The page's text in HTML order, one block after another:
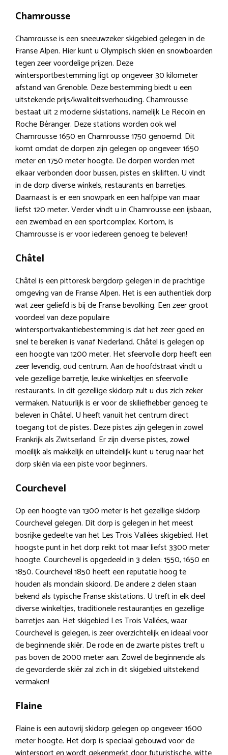
Chamrousse
Chamrousse is een sneeuwzeker skigebied gelegen in de
Franse Alpen. Hier kunt u Olympisch skiën en snowboarden
tegen zeer voordelige prijzen. Deze
wintersportbestemming ligt op ongeveer 30 kilometer
afstand van Grenoble. Deze bestemming biedt u een
uitstekende prijs/kwaliteitsverhouding. Chamrousse
bestaat uit 2 moderne skistations, namelijk Le Recoin en
Roche Béranger. Deze stations worden ook wel
Chamrousse 1650 en Chamrousse 1750 genoemd. Dit
komt omdat de dorpen zijn gelegen op ongeveer 1650
meter en 1750 meter hoogte. De dorpen worden met
elkaar verbonden door bussen, pistes en skiliften. U vindt
in de dorp diverse winkels, restaurants en barretjes.
Daarnaast is er een snowpark en een halfpipe van maar
liefst 120 meter. Verder vindt u in Chamrousse een ijsbaan,
een zwembad en een sportcomplex. Kortom, is
Chamrousse is er voor iedereen genoeg te beleven!
Châtel
Châtel is een pittoresk bergdorp gelegen in de prachtige
omgeving van de Franse Alpen. Het is een authentiek dorp
wat zeer geliefd is bij de Franse bevolking. Een zeer groot
voordeel van deze populaire
wintersportvakantiebestemming is dat het zeer goed en
snel te bereiken is vanaf Nederland. Châtel is gelegen op
een hoogte van 1200 meter. Het sfeervolle dorp heeft een
zeer levendig, oud centrum. Aan de hoofdstraat vindt u
vele gezellige barretje, leuke winkeltjes en sfeervolle
restaurants. In dit gezellige skidorp zult u dus zich zeker
vermaken. Natuurlijk is er voor de skiliefhebber genoeg te
beleven in Châtel. U heeft vanuit het centrum direct
toegang tot de pistes. Deze pistes zijn gelegen in zowel
Frankrijk als Zwitserland. Er zijn diverse pistes, zowel
moeilijk als makkelijk en uiteindelijk kunt u terug naar het
dorp skiën via een piste voor beginners.
Courchevel
Op een hoogte van 1300 meter is het gezellige skidorp
Courchevel gelegen. Dit dorp is gelegen in het meest
bosrijke gedeelte van het Les Trois Vallées skigebied. Het
hoogste punt in het dorp reikt tot maar liefst 3300 meter
hoogte. Courchevel is opgedeeld in 3 delen: 1550, 1650 en
1850. Courchevel 1850 heeft een reputatie hoog te
houden als mondain skioord. De andere 2 delen staan
bekend als typische Franse skistations. U treft in elk deel
diverse winkeltjes, traditionele restaurantjes en gezellige
barretjes aan. Het skigebied Les Trois Vallées, waar
Courchevel is gelegen, is zeer overzichtelijk en ideaal voor
de beginnende skiër. De rode en de zwarte pistes treft u
pas boven de 2000 meter aan. Zowel de beginnende als
de gevorderde skiër zal zich in dit skigebied uitstekend
vermaken!
Flaine
Flaine is een autovrij skidorp gelegen op ongeveer 1600
meter hoogte. Het dorp is speciaal gebouwd voor de